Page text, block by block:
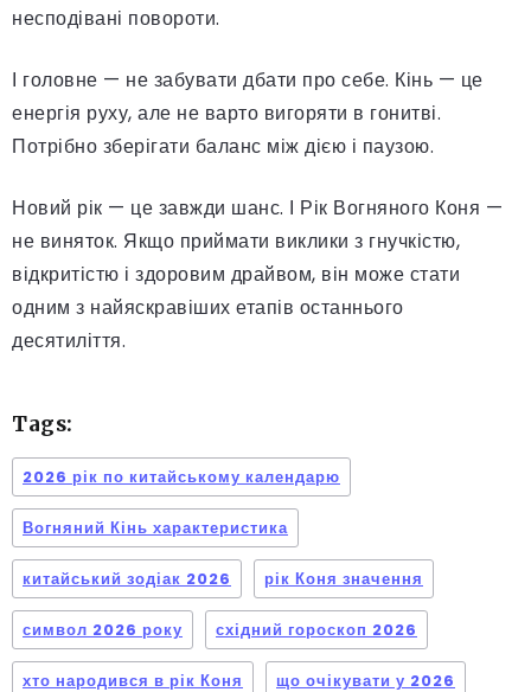
несподівані повороти.
І головне — не забувати дбати про себе. Кінь — це
енергія руху, але не варто вигоряти в гонитві.
Потрібно зберігати баланс між дією і паузою.
Новий рік — це завжди шанс. І Рік Вогняного Коня —
не виняток. Якщо приймати виклики з гнучкістю,
відкритістю і здоровим драйвом, він може стати
одним з найяскравіших етапів останнього
десятиліття.
Tags:
2026 рік по китайському календарю
Вогняний Кінь характеристика
китайський зодіак 2026 рік Коня значення
символ 2026 року східний гороскоп 2026
хто народився в рік Коня що очікувати у 2026